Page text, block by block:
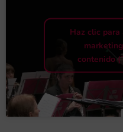
Haz clic para
contenido